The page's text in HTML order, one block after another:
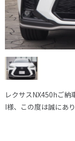
レクサスNX450hご納
I様、この度は誠にあ